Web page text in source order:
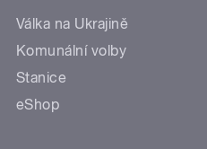
Válka na Ukrajině
Komunální volby
Stanice
eShop